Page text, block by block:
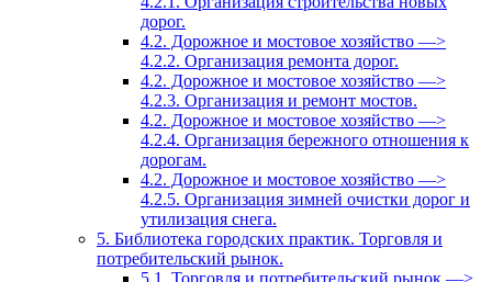
дорог.
4.2. Дорожное и мостовое хозяйство —>
4.2.2. Организация ремонта дорог.
4.2. Дорожное и мостовое хозяйство —>
4.2.3. Организация и ремонт мостов.
4.2. Дорожное и мостовое хозяйство —>
4.2.4. Организация бережного отношения к
дорогам.
4.2. Дорожное и мостовое хозяйство —>
4.2.5. Организация зимней очистки дорог и
утилизация снега.
5. Библиотека городских практик. Торговля и
потребительский рынок.